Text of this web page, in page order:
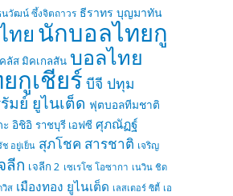
นวัฒน์ ซึ้งจิตถาวร ธีราทร บุญมาทัน
ทยนักบอลไทยกู
ลัส มิคเกลสัน บอลไทย
กูเชียร์ บีจี ปทุม
มย์ ยูไนเต็ด ฟุตบอลทีมชาติ
อิชิอิ ราชบุรี เอฟซี ศุภณัฏฐ์
ช อยู่เย็น สุภโชค สารชาติ เจริญ
ลีก เจลีก 2 เซเรโซ โอซากา เนวิน ชิด
วิส เมืองทอง ยูไนเต็ด เลสเตอร์ ซิตี้ เอ